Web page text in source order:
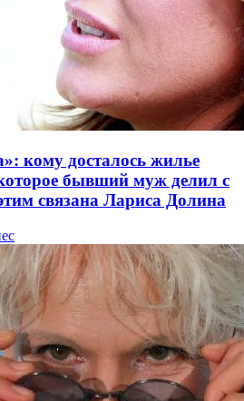
кому досталось жилье
бывший муж делил с
связана Лариса Долина